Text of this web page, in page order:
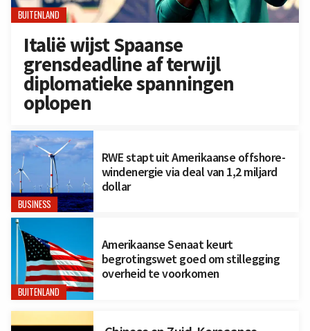
BUITENLAND
Italië wijst Spaanse
grensdeadline af terwijl
diplomatieke spanningen
oplopen
BUSINESS
RWE stapt uit Amerikaanse offshore-
windenergie via deal van 1,2 miljard
dollar
BUITENLAND
Amerikaanse Senaat keurt
begrotingswet goed om stillegging
overheid te voorkomen